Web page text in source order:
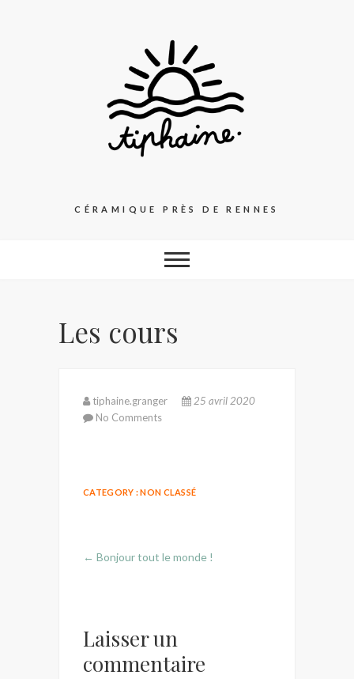
CÉRAMIQUE PRÈS DE RENNES
Les cours
tiphaine.granger
25 avril 2020
No Comments
CATEGORY :NON CLASSÉ
← Bonjour tout le monde !
Laisser un
commentaire